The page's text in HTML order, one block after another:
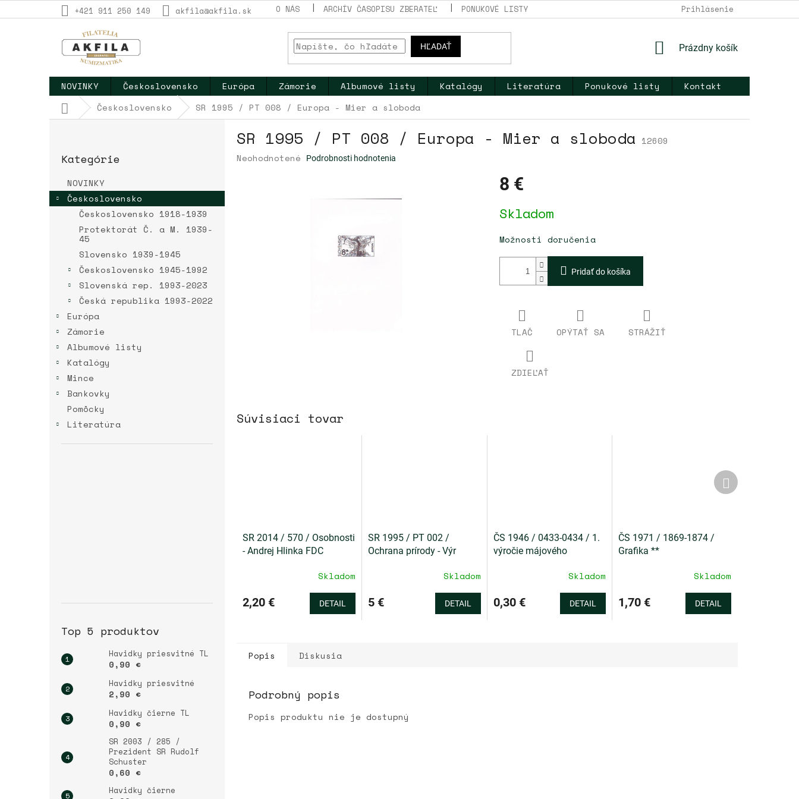
na
+421 911 250 149 akfila@akfila.sk O NÁS ARCHÍV ČASOPISU ZBERATEĽ PONUKOVÉ LISTY NAPÍŠTE NÁM KONTAKT
Prihlásenie
HĽADAŤ
NÁKUPNÝ
Prázdny košík
NOVINKY Československo Európa Zámorie Albumové listy Katalógy Literatúra Ponukové listy
Kontakt
DomovČeskoslovensko SR 1995 / PT 008 / Europa - Mier a sloboda
B
p
a
kategórie
Kategórie
NOVINKY
Československo
Československo 1918-1939
Protektorát Č. a M. 1939-
45
Slovensko 1939-1945
Československo 1945-1992
Slovenská rep. 1993-2023
Česká republika 1993-2022
Európa
Zámorie
Albumové listy
Katalógy
Mince
Bankovky
Pomôcky
Literatúra
Top 5 produktov
Havidky priesvitné TL
0,90 €
Havidky priesvitné
2,90 €
Havidky čierne TL
0,90 €
SR 2003 / 285 /
Prezident SR Rudolf
Schuster
0,60 €
Havidky čierne
SR 1995 / PT 008 / Europa - Mier a sloboda 12609
Priemerné
Neohodnotené Podrobnosti hodnotenia
8 €
cena:
Skladom
Možnosti doručenia
Pridať do košíka
TLAČ OPÝTAŤ SA STRÁŽIŤ
ZDIEĽAŤ
Súvisiaci tovar
SR 2014 / 570 / Osobnosti
- Andrej Hlinka FDC
Skladom
2,20 € DETAIL
SR 1995 / PT 002 /
Ochrana prírody - Výr
Skladom
5 € DETAIL
ČS 1946 / 0433-0434 / 1.
výročie májového
Skladom
0,30 € DETAIL
ČS 1971 / 1869-1874 /
Grafika **
Skladom
1,70 € DETAIL
Ďalší
produkt
Popis Diskusia
Podrobný popis
Popis produktu nie je dostupný